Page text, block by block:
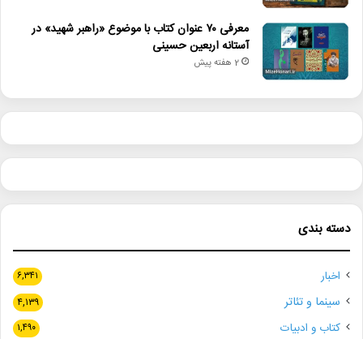
معرفی ۷۰ عنوان کتاب با موضوع «راهبر شهید» در
آستانه اربعین حسینی
2 هفته پیش
دسته بندی
اخبار ۶,۳۴۱
سینما و تئاتر ۴,۱۳۹
کتاب و ادبیات ۱,۴۹۰